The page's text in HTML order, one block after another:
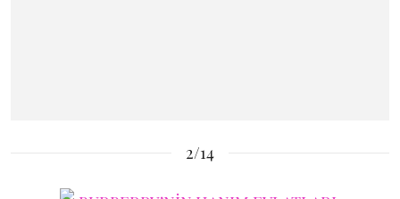
2/14